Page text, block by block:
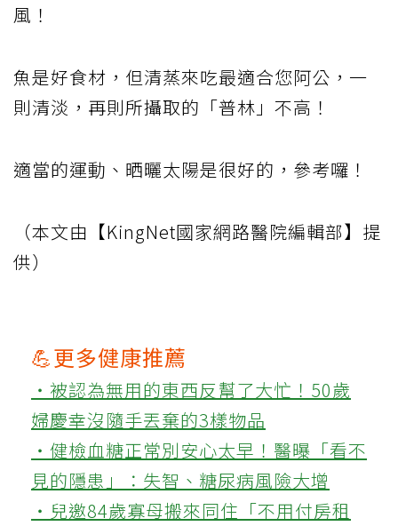
風！
魚是好食材，但清蒸來吃最適合您阿公，一
則清淡，再則所攝取的「普林」不高！
適當的運動、晒曬太陽是很好的，參考囉！
（本文由【KingNet國家網路醫院編輯部】提
供）
💪更多健康推薦
‧被認為無用的東西反幫了大忙！50歲
婦慶幸沒隨手丟棄的3樣物品
‧健檢血糖正常別安心太早！醫曝「看不
見的隱患」：失智、糖尿病風險大增
‧兒邀84歲寡母搬來同住「不用付房租